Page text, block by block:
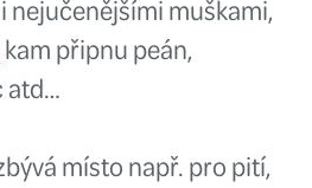
po zemi a
nepříjemné. 😤